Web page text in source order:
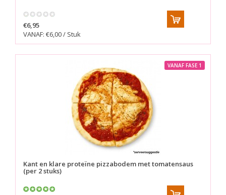
€6,95
VANAF: €6,00 / Stuk
VANAF FASE 1
Kant en klare proteïne pizzabodem met tomatensaus
(per 2 stuks)